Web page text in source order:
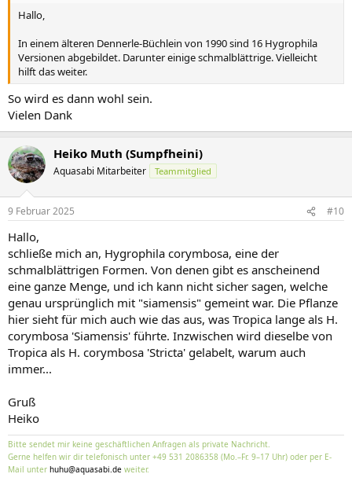
Hallo,
In einem älteren Dennerle-Büchlein von 1990 sind 16 Hygrophila
Versionen abgebildet. Darunter einige schmalblättrige. Vielleicht
hilft das weiter.
So wird es dann wohl sein.
Vielen Dank
Heiko Muth (Sumpfheini)
Aquasabi Mitarbeiter Teammitglied
9 Februar 2025 #10
Hallo,
schließe mich an, Hygrophila corymbosa, eine der
schmalblättrigen Formen. Von denen gibt es anscheinend
eine ganze Menge, und ich kann nicht sicher sagen, welche
genau ursprünglich mit "siamensis" gemeint war. Die Pflanze
hier sieht für mich auch wie das aus, was Tropica lange als H.
corymbosa 'Siamensis' führte. Inzwischen wird dieselbe von
Tropica als H. corymbosa 'Stricta' gelabelt, warum auch
immer...
Gruß
Heiko
Bitte sendet mir keine geschäftlichen Anfragen als private Nachricht.
Gerne helfen wir dir telefonisch unter +49 531 2086358 (Mo.–Fr. 9–17 Uhr) oder per E-
Mail unter huhu@aquasabi.de weiter.